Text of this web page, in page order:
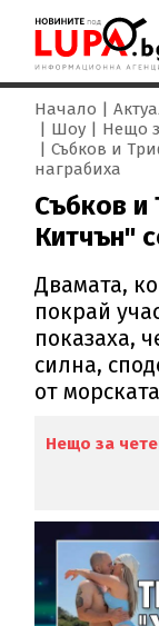
Начало
Шоу
Нещо
Събков и
награбиха
Събков и
Китчън"
Двамата,
покрай
показаха,
силна,
от
Нещо за